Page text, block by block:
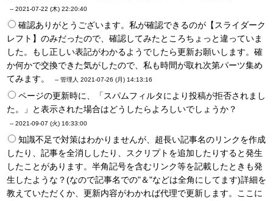
-- 2021-07-22 (木) 22:20:40
確認ありがとうございます。私が確認できるのが【スライダーク
レフト】のみだったので、確認してみたところちょっと違っていま
した。もし正しい表記がわかるようでしたら更新お願いします。確
か何かで交換できた気がしたので、私も時間が取れ次第パーツ集め
てみます。
-- 管理人 2021-07-26 (月) 14:13:16
ページの更新時に、「スパムフィルタにより投稿が拒否されまし
た。」と表示された場合はどうしたらよろしいでしょうか？
-- 2021-09-07 (火) 16:33:00
知識不足で対策はわかりませんが、超長い記事名のリンクを作成
したり、記事を全消ししたり、スクリプトを追加したりすると発生
したことがあります。半角記号を含むリンク等を記載したときも発
生したような？(なので記事名での"＆"などは全角にしてます)詳細を
教えていただくか、更新内容がわかれば代理で更新します。ここに